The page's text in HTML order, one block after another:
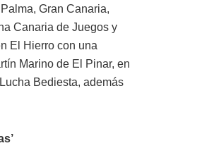
Gran Canaria,
Canaria de Juegos y
El Hierro con una
Marino de El Pinar, en
Bediesta, además